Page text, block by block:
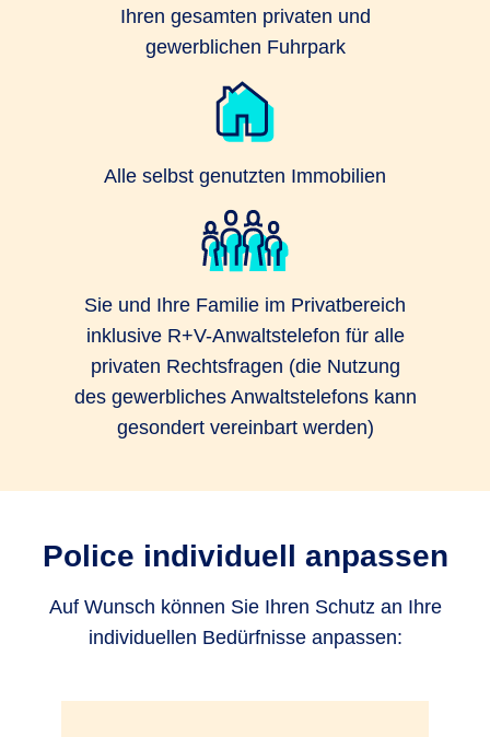
Ihren gesamten privaten und
gewerblichen Fuhrpark
Alle selbst genutzten Immobilien
Sie und Ihre Familie im Privatbereich
inklusive R+V-Anwaltstelefon für alle
privaten Rechtsfragen (die Nutzung
des gewerbliches Anwaltstelefons kann
gesondert vereinbart werden)
Police individuell anpassen
Auf Wunsch können Sie Ihren Schutz an Ihre
individuellen Bedürfnisse anpassen: